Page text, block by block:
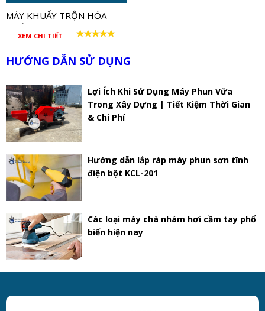
MÁY KHUẤY TRỘN HÓA
XEM CHI TIẾT
HƯỚNG DẪN SỬ DỤNG
Lợi Ích Khi Sử Dụng Máy Phun Vữa
Trong Xây Dựng | Tiết Kiệm Thời Gian
& Chi Phí
Hướng dẫn lắp ráp máy phun sơn tĩnh
điện bột KCL-201
Các loại máy chà nhám hơi cầm tay phổ
biến hiện nay